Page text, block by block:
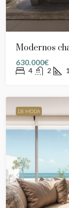
Modernos
630.000€
4 2
DE MODA